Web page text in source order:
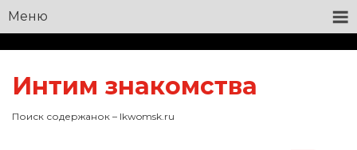
Меню
Интим знакомства
Поиск содержанок – lkwomsk.ru